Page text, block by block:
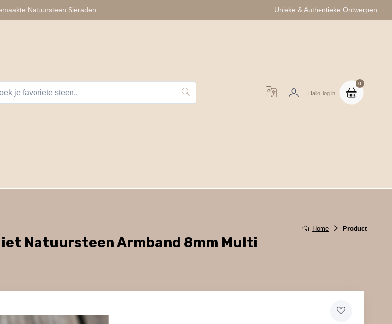
Natuursteen Sieraden Unieke & Authentieke Ontwerpen
Hallo, log in
0
Home Product
Natuursteen Armband 8mm Multi